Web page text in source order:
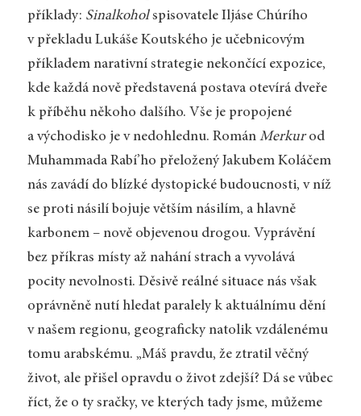
příklady: Sinalkoholspisovatele Iljáse Chúrího
v překladu Lukáše Koutského je učebnicovým
příkladem narativní strategie nekončící expozice,
kde kaž­dá nově představená postava otevírá dveře
k příběhu někoho dalšího. Vše je propojené
a východisko je v nedohlednu. Román Merkurod
Muhammada Rabí’ho přeložený Jakubem Koláčem
nás zavádí do blízké dystopické budoucnosti, v níž
se proti násilí bojuje větším násilím, a hlavně
karbonem – nově objevenou drogou. Vyprávění
bez příkras místy až nahání strach a vyvolává
pocity nevolnosti. Děsivě reálné situace nás však
oprávněně nutí hledat paralely k aktuálnímu dění
v našem regionu, geograficky natolik vzdálenému
tomu arabskému. „Máš pravdu, že ztratil věčný
život, ale přišel opravdu o život zdejší? Dá se vůbec
říct, že o ty sračky, ve kterých tady jsme, můžeme